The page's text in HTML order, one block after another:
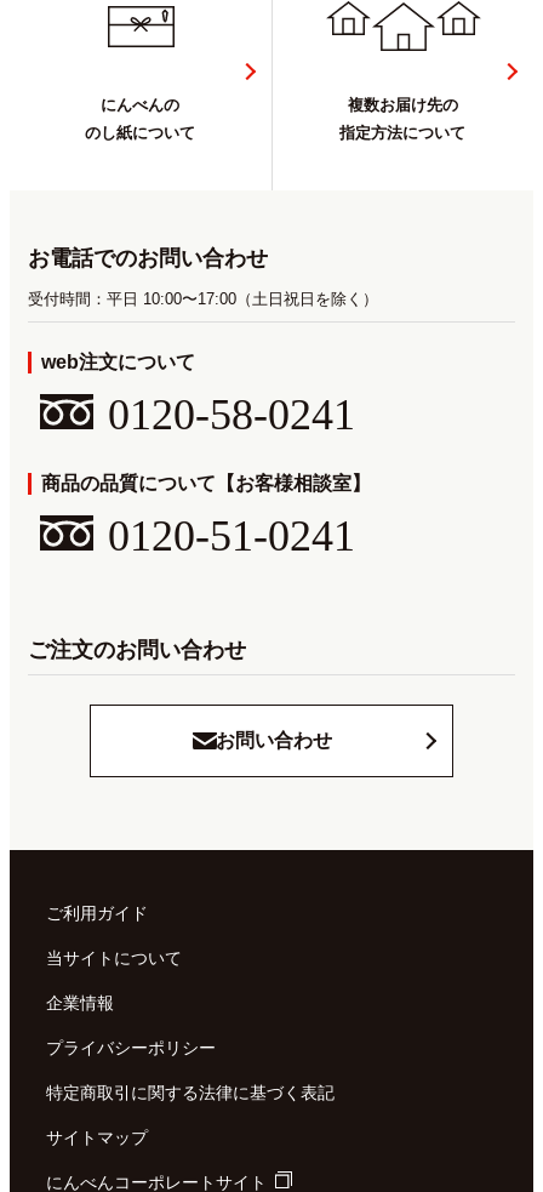
にんべんの
のし紙について
複数お届け先の
指定方法について
お電話でのお問い合わせ
受付時間：平日 10:00〜17:00（土日祝日を除く）
web注文について
0120-58-0241
商品の品質について【お客様相談室】
0120-51-0241
ご注文のお問い合わせ
お問い合わせ
ご利用ガイド
当サイトについて
企業情報
プライバシーポリシー
特定商取引に関する法律に基づく表記
サイトマップ
にんべんコーポレートサイト